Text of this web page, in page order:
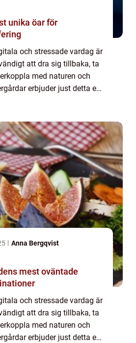
unika öar för
och stressade vardag är
att dra sig tillbaka, ta
med naturen och
erbjuder just detta en
Anna Bergqvist
mest oväntade
och stressade vardag är
att dra sig tillbaka, ta
med naturen och
erbjuder just detta en